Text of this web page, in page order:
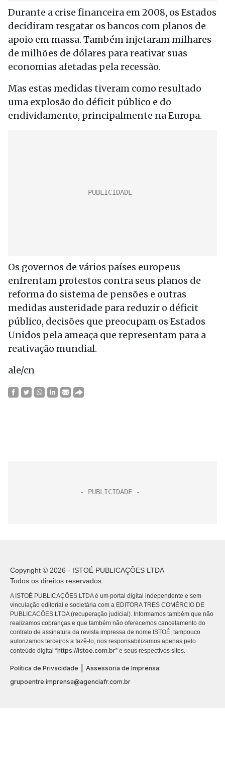
Durante a crise financeira em 2008, os Estados
decidiram resgatar os bancos com planos de
apoio em massa. Também injetaram milhares
de milhões de dólares para reativar suas
economias afetadas pela recessão.
Mas estas medidas tiveram como resultado
uma explosão do déficit público e do
endividamento, principalmente na Europa.
Os governos de vários países europeus
enfrentam protestos contra seus planos de
reforma do sistema de pensões e outras
medidas austeridade para reduzir o déficit
público, decisões que preocupam os Estados
Unidos pela ameaça que representam para a
reativação mundial.
ale/cn
Copyright © 2026 - ISTOÉ PUBLICAÇÕES LTDA
Todos os direitos reservados.
A ISTOÉ PUBLICAÇÕES LTDA é um portal digital independente e sem
vinculação editorial e societária com a EDITORA TRES COMÉRCIO DE
PUBLICACÕES LTDA (recuperação judicial). Informamos também que não
realizamos cobranças e que também não oferecemos cancelamento do
contrato de assinatura da revista impressa de nome ISTOÉ, tampouco
autorizamos terceiros a fazê-lo, nos responsabilizamos apenas pelo
conteúdo digital “https://istoe.com.br” e seus respectivos sites.
Política de Privacidade
Assessoria de Imprensa:
grupoentre.imprensa@agenciafr.com.br